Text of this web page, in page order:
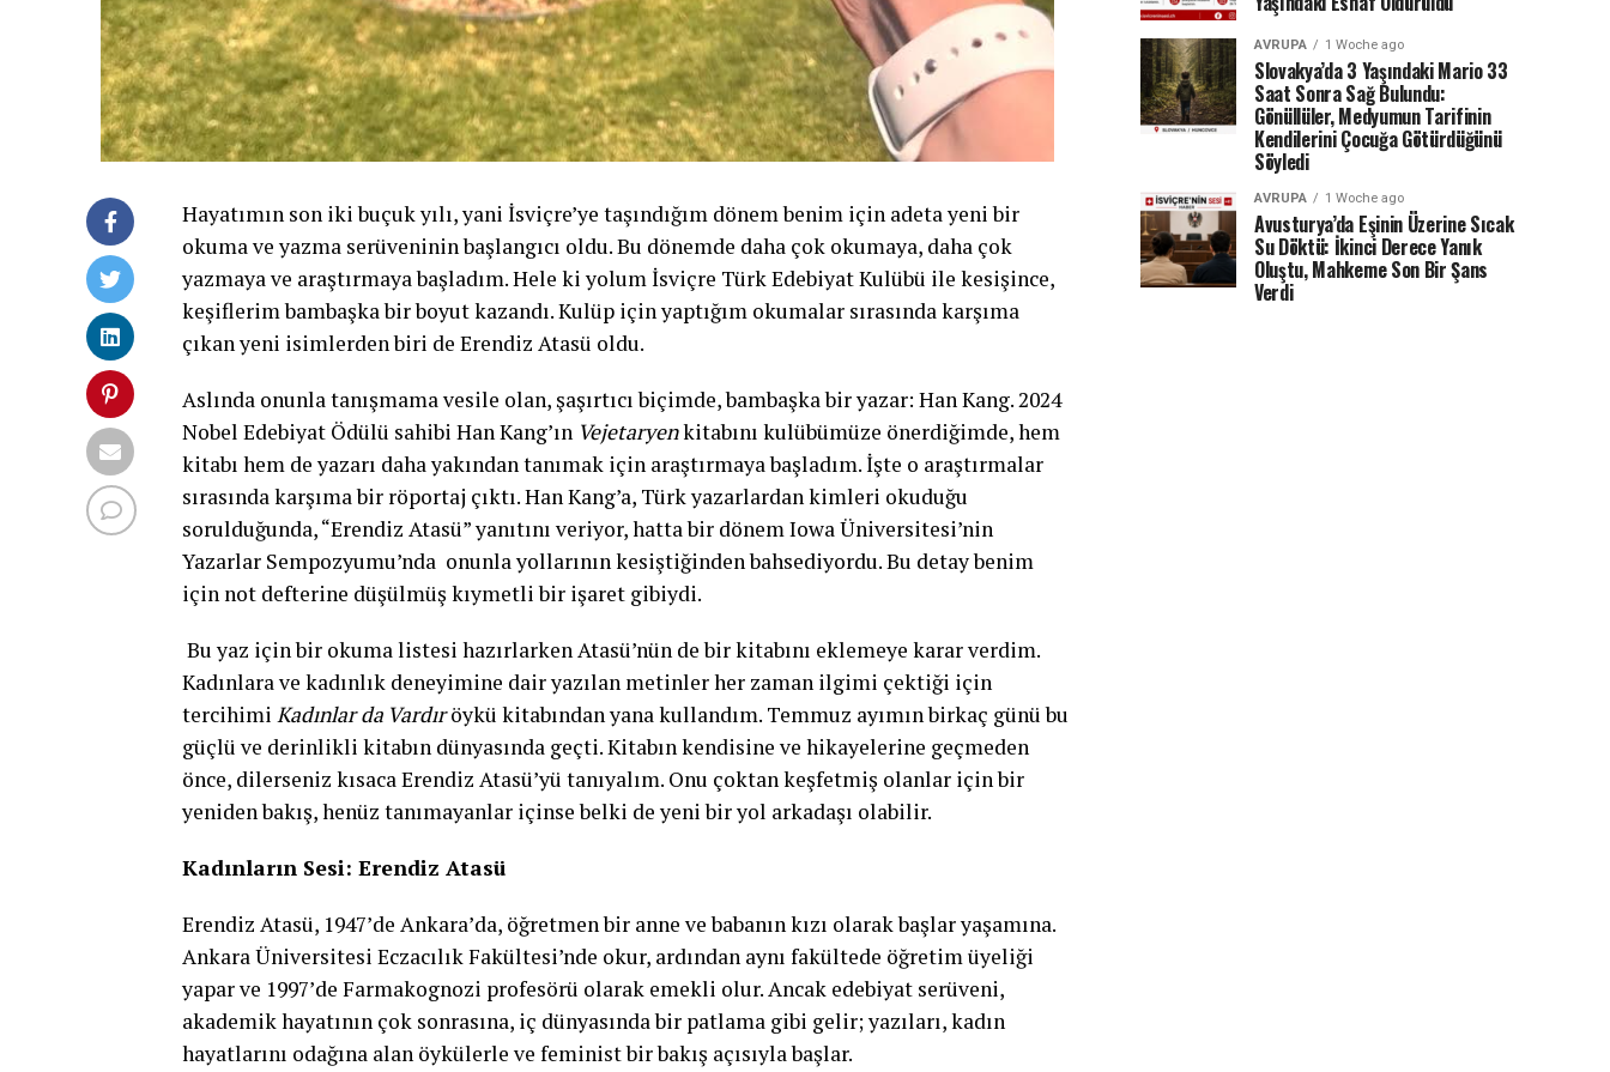
Hayatımın son iki buçuk yılı, yani İsviçre’ye taşındığım dönem benim için adeta yeni bir
okuma ve yazma serüveninin başlangıcı oldu. Bu dönemde daha çok okumaya, daha çok
yazmaya ve araştırmaya başladım. Hele ki yolum İsviçre Türk Edebiyat Kulübü ile kesişince,
keşiflerim bambaşka bir boyut kazandı. Kulüp için yaptığım okumalar sırasında karşıma
çıkan yeni isimlerden biri de Erendiz Atasü oldu.
Aslında onunla tanışmama vesile olan, şaşırtıcı biçimde, bambaşka bir yazar: Han Kang. 2024
Nobel Edebiyat Ödülü sahibi Han Kang’ın Vejetaryenkitabını kulübümüze önerdiğimde, hem
kitabı hem de yazarı daha yakından tanımak için araştırmaya başladım. İşte o araştırmalar
sırasında karşıma bir röportaj çıktı. Han Kang’a, Türk yazarlardan kimleri okuduğu
sorulduğunda, “Erendiz Atasü” yanıtını veriyor, hatta bir dönem Iowa Üniversitesi’nin
Yazarlar Sempozyumu’nda onunla yollarının kesiştiğinden bahsediyordu. Bu detay benim
için not defterine düşülmüş kıymetli bir işaret gibiydi.
Bu yaz için bir okuma listesi hazırlarken Atasü’nün de bir kitabını eklemeye karar verdim.
Kadınlara ve kadınlık deneyimine dair yazılan metinler her zaman ilgimi çektiği için
tercihimi Kadınlar da Vardıröykü kitabından yana kullandım. Temmuz ayımın birkaç günü bu
güçlü ve derinlikli kitabın dünyasında geçti. Kitabın kendisine ve hikayelerine geçmeden
önce, dilerseniz kısaca Erendiz Atasü’yü tanıyalım. Onu çoktan keşfetmiş olanlar için bir
yeniden bakış, henüz tanımayanlar içinse belki de yeni bir yol arkadaşı olabilir.
Kadınların Sesi: Erendiz Atasü
Erendiz Atasü, 1947’de Ankara’da, öğretmen bir anne ve babanın kızı olarak başlar yaşamına.
Ankara Üniversitesi Eczacılık Fakültesi’nde okur, ardından aynı fakültede öğretim üyeliği
yapar ve 1997’de Farmakognozi profesörü olarak emekli olur. Ancak edebiyat serüveni,
akademik hayatının çok sonrasına, iç dünyasında bir patlama gibi gelir; yazıları, kadın
hayatlarını odağına alan öykülerle ve feminist bir bakış açısıyla başlar.
AVRUPA 1 Woche ago
Slovakya’da 3 Yaşındaki Mario 33
Saat Sonra Sağ Bulundu:
Gönüllüler, Medyumun Tarifinin
Kendilerini Çocuğa Götürdüğünü
Söyledi
AVRUPA 1 Woche ago
Avusturya’da Eşinin Üzerine Sıcak
Su Döktü: İkinci Derece Yanık
Oluştu, Mahkeme Son Bir Şans
Verdi